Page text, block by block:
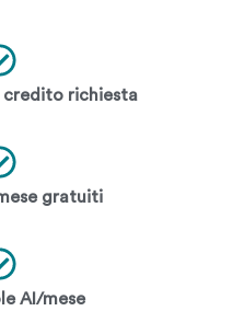
credito richiesta
gratuiti
AI/mese